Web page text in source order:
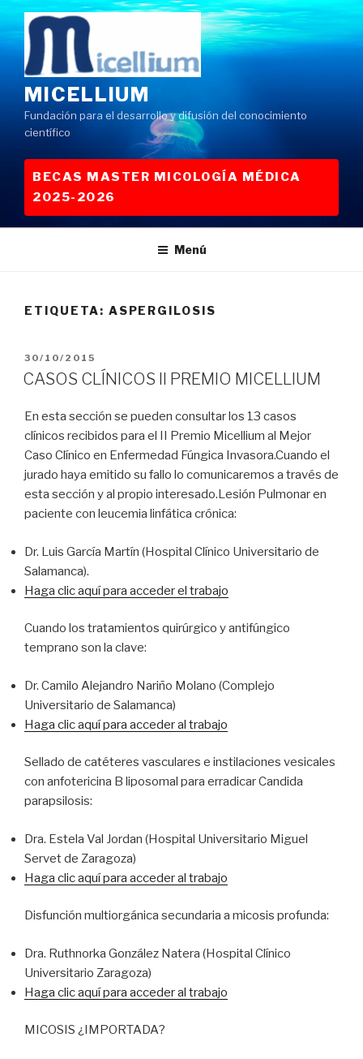
Saltar
al
contenido
MICELLIUM
Fundación para el desarrollo y difusión del conocimiento
científico
BECAS MASTER MICOLOGÍA MÉDICA
2025-2026
Menú
ETIQUETA: ASPERGILOSIS
PUBLICADO
EL
30/10/2015
CASOS CLÍNICOS II PREMIO MICELLIUM
En esta sección se pueden consultar los 13 casos
clínicos recibidos para el II Premio Micellium al Mejor
Caso Clínico en Enfermedad Fúngica Invasora.Cuando el
jurado haya emitido su fallo lo comunicaremos a través de
esta sección y al propio interesado.Lesión Pulmonar en
paciente con leucemia linfática crónica:
Dr. Luis García Martín (Hospital Clínico Universitario de
Salamanca).
Haga clic aquí para acceder el trabajo
Cuando los tratamientos quirúrgico y antifúngico
temprano son la clave:
Dr. Camilo Alejandro Nariño Molano (Complejo
Universitario de Salamanca)
Haga clic aquí para acceder al trabajo
Sellado de catéteres vasculares e instilaciones vesicales
con anfotericina B liposomal para erradicar Candida
parapsilosis:
Dra. Estela Val Jordan (Hospital Universitario Miguel
Servet de Zaragoza)
Haga clic aquí para acceder al trabajo
Disfunción multiorgánica secundaria a micosis profunda:
Dra. Ruthnorka González Natera (Hospital Clínico
Universitario Zaragoza)
Haga clic aquí para acceder al trabajo
MICOSIS ¿IMPORTADA?